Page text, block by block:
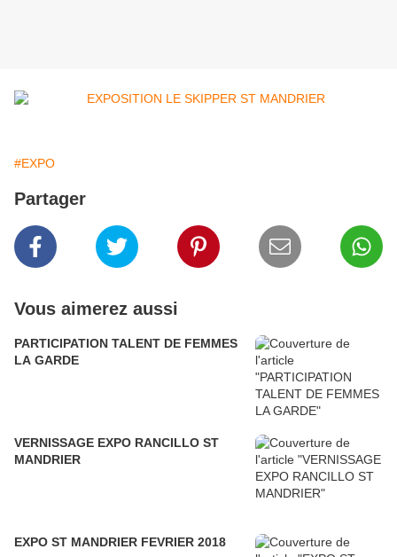
#EXPO
Partager
Vous aimerez aussi
PARTICIPATION TALENT DE FEMMES
LA GARDE
VERNISSAGE EXPO RANCILLO ST
MANDRIER
EXPO ST MANDRIER FEVRIER 2018